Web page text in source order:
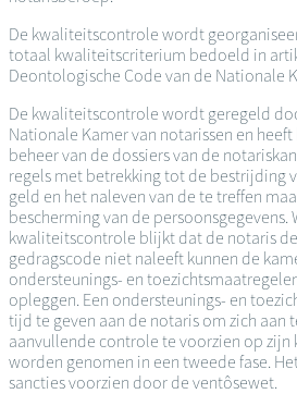
De kwaliteitscontrole wordt
totaal kwaliteitscriterium bedoeld in
Deontologische Code van de Nationale
De kwaliteitscontrole wordt geregeld
Nationale Kamer van notarissen en
beheer van de dossiers van de
regels met betrekking tot de bestrijding
geld en het naleven van de te treffen
bescherming van de persoonsgegevens.
kwaliteitscontrole blijkt dat de notaris
gedragscode niet naleeft kunnen de
ondersteunings- en
opleggen. Een ondersteunings- en
tijd te geven aan de notaris om zich aan
aanvullende controle te voorzien op zijn
worden genomen in een tweede fase.
sancties voorzien door de ventôsewet.